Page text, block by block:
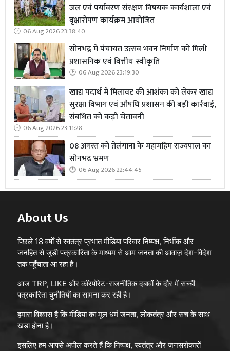
करती है।
बबलू सिंह और उनकी टीम के सदस्यों में न दर्द का डर होता है और न
ही किसी प्रकार का भय। उनका एक ही सिद्धांत है।हम इंसान हैं और
इंसान का कर्तव्य होता है इंसानियत होनी चाहिए। उनके इस निःस्वार्थ
सेवा भाव के कारण, आसपास के क्षेत्र के लोग टीम निशा बबलू सिंह
को अपने परिवार का ही सदस्य मानते हैं। वे अक्सर कहते हैं कि
रेणुकूट में ऐसे निःस्वार्थ और परोपकारी लोग मिलना बड़े सौभाग्य की
बात है।
यह घटना हमें एक बार फिर याद दिलाती है कि समाज में ऐसे लोग भी
हैं जो बिना किसी अपेक्षा के दूसरों की मदद करते हैं और धरती पर
मानवता को जीवित रखते हैं। डब्लू सिंह और उनकी टीम का यह
सराहनीय कार्य निश्चित रूप से दूसरों को भी प्रेरणा देगा और उन्हें
जल एवं पर्यावरण संरक्षण विषयक कार्यशाला एवं
वृक्षारोपण कार्यक्रम आयोजित
06 Aug 2026 23:38:40
सोनभद्र में पंचायत उत्सव भवन निर्माण को मिली
प्रशासनिक एवं वित्तीय स्वीकृति
06 Aug 2026 23:19:30
खाद्य पदार्थ में मिलावट की आशंका को लेकर खाद्य
सुरक्षा विभाग एवं औषधि प्रशासन की बड़ी कार्रवाई,
संबधित को कड़ी चेतावनी
06 Aug 2026 23:11:28
08 अगस्त को तेलंगाना के महामहिम राज्यपाल का
सोनभद्र भ्रमण
06 Aug 2026 22:44:45
About Us
पिछले 18 वर्षों से स्वतंत्र प्रभात मीडिया परिवार निष्पक्ष, निर्भीक और
जनहित से जुड़ी पत्रकारिता के माध्यम से आम जनता की आवाज़ देश-विदेश
तक पहुँचाता आ रहा है।
आज TRP, LIKE और कॉरपोरेट-राजनीतिक दबावों के दौर में सच्ची
पत्रकारिता चुनौतियों का सामना कर रही है।
हमारा विश्वास है कि मीडिया का मूल धर्म जनता, लोकतंत्र और सच के साथ
खड़ा होना है।
इसलिए हम आपसे अपील करते हैं कि निष्पक्ष, स्वतंत्र और जनसरोकारों